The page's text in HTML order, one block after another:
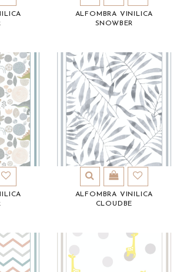
ALFOMBRA VINILICA
SNOWBER
ALFOMBRA VINILICA
CLOUDBE